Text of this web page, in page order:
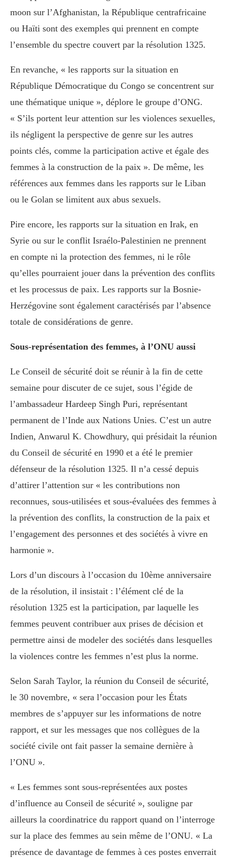
moon sur l’Afghanistan, la République centrafricaine
ou Haïti sont des exemples qui prennent en compte
l’ensemble du spectre couvert par la résolution 1325.
En revanche, « les rapports sur la situation en
République Démocratique du Congo se concentrent sur
une thématique unique », déplore le groupe d’ONG.
« S’ils portent leur attention sur les violences sexuelles,
ils négligent la perspective de genre sur les autres
points clés, comme la participation active et égale des
femmes à la construction de la paix ». De même, les
références aux femmes dans les rapports sur le Liban
ou le Golan se limitent aux abus sexuels.
Pire encore, les rapports sur la situation en Irak, en
Syrie ou sur le conflit Israélo-Palestinien ne prennent
en compte ni la protection des femmes, ni le rôle
qu’elles pourraient jouer dans la prévention des conflits
et les processus de paix. Les rapports sur la Bosnie-
Herzégovine sont également caractérisés par l’absence
totale de considérations de genre.
Sous-représentation des femmes, à l’ONU aussi
Le Conseil de sécurité doit se réunir à la fin de cette
semaine pour discuter de ce sujet, sous l’égide de
l’ambassadeur Hardeep Singh Puri, représentant
permanent de l’Inde aux Nations Unies. C’est un autre
Indien, Anwarul K. Chowdhury, qui présidait la réunion
du Conseil de sécurité en 1990 et a été le premier
défenseur de la résolution 1325. Il n’a cessé depuis
d’attirer l’attention sur « les contributions non
reconnues, sous-utilisées et sous-évaluées des femmes à
la prévention des conflits, la construction de la paix et
l’engagement des personnes et des sociétés à vivre en
harmonie ».
Lors d’un discours à l’occasion du 10ème anniversaire
de la résolution, il insistait : l’élément clé de la
résolution 1325 est la participation, par laquelle les
femmes peuvent contribuer aux prises de décision et
permettre ainsi de modeler des sociétés dans lesquelles
la violences contre les femmes n’est plus la norme.
Selon Sarah Taylor, la réunion du Conseil de sécurité,
le 30 novembre, « sera l’occasion pour les États
membres de s’appuyer sur les informations de notre
rapport, et sur les messages que nos collègues de la
société civile ont fait passer la semaine dernière à
l’ONU ».
« Les femmes sont sous-représentées aux postes
d’influence au Conseil de sécurité », souligne par
ailleurs la coordinatrice du rapport quand on l’interroge
sur la place des femmes au sein même de l’ONU. « La
présence de davantage de femmes à ces postes enverrait